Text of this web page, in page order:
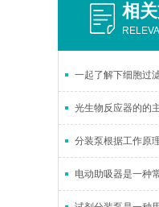
相
一起了解下细胞过
光生物反应器的的
电动助吸器是一种